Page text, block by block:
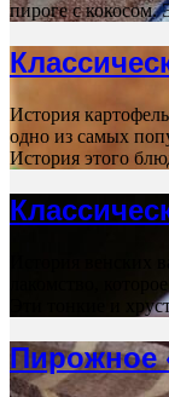
пироге с кокосом.
История
одно из самых
История этого
История венских
лакомство,
Эти тонкие и
Пирожное